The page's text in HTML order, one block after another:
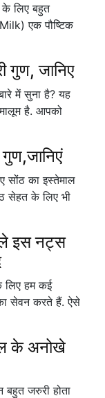
के लिए बहुत
एक पौष्टिक
गुण, जानिए
में सुना है? यह
है. आपको
सोंठ का इस्तेमाल
सेहत के लिए भी
इस नट्स
लिए हम कई
सेवन करते हैं. ऐसे
के अनोखे
जरुरी होता